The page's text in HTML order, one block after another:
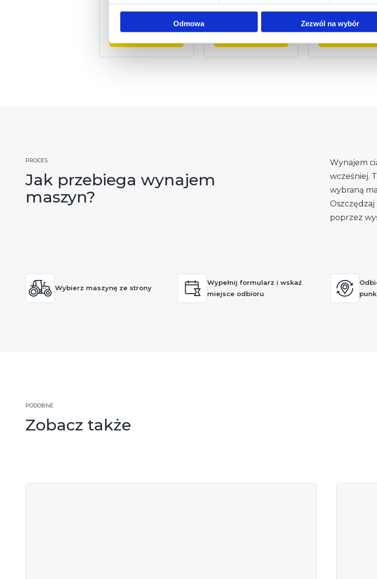
Odmowa Zezwól na wybór
Kverneland
Qualidisc Farmer
Kverneland CLG II
5 zębów
Kverneland
7 zębów
PROCES
Jak przebiega wynajem
maszyn?
Wynajem
wcześniej.
wybraną
poprzez
Wybierz maszynę ze strony
Wypełnij formularz i wskaż
miejsce odbioru
PODOBNE
Zobacz także